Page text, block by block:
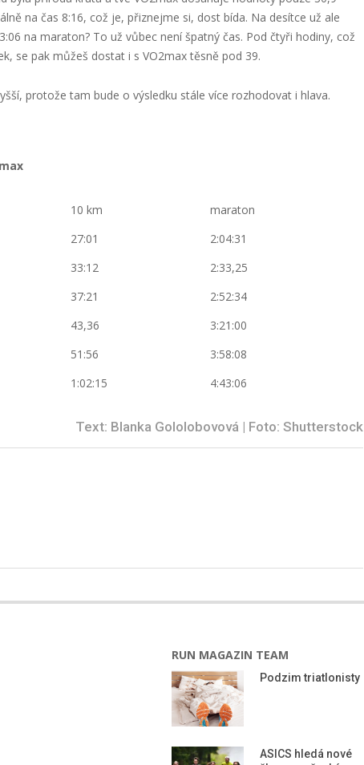
na čas 8:16, což je, přiznejme si, dost bída. Na desítce už ale
na maraton? To už vůbec není špatný čas. Pod čtyři hodiny, což
se pak můžeš dostat i s VO2max těsně pod 39.
protože tam bude o výsledku stále více rozhodovat i hlava.
10 km
maraton
27:01
2:04:31
33:12
2:33,25
37:21
2:52:34
43,36
3:21:00
51:56
3:58:08
1:02:15 4:43:06
Text: Blanka Gololobovová | Foto: Shutterstock
RUN MAGAZIN TEAM
Podzim triatlonisty
ASICS hledá nové